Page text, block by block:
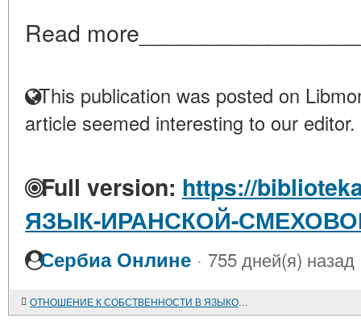
Read
This publication was posted on
article seemed interesting to our editor.
Full version: https://
ЯЗЫК-ИРАНСКОЙ-
Сербиа Онлине · 755 дней(я) назад
ОТНОШЕНИЕ К СОБСТВЕННОСТИ В ЯЗЫКОВЫХ КАРТИНАХ МИРА РУССКИХ И ЯПОНЦЕВ